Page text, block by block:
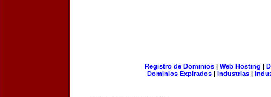
Registro de Dominios| Web Hosting |
Dominios Expirados | Industrias |